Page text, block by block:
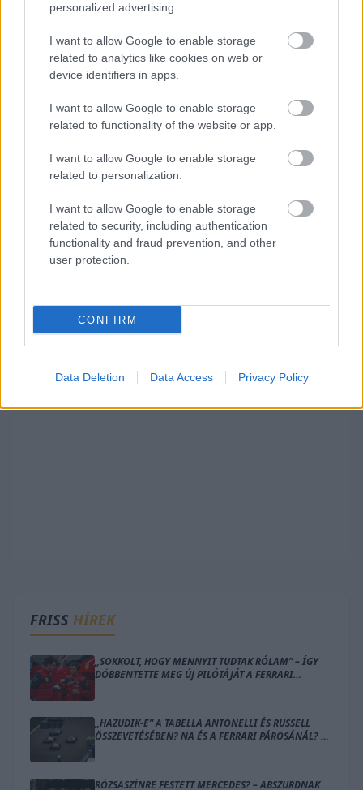
personalized advertising.
I want to allow Google to enable storage
related to analytics like cookies on web or
device identifiers in apps.
I want to allow Google to enable storage
related to functionality of the website or app.
I want to allow Google to enable storage
related to personalization.
I want to allow Google to enable storage
related to security, including authentication
functionality and fraud prevention, and other
user protection.
CONFIRM
Data Deletion Data Access Privacy Policy
Itt állíthatod be, hogy a Racingline
cikkeit az elsők között lásd a Google
keresőjében.
FRISS HÍREK
„SOKKOLT, HOGY MENNYIT TUDTAK RÓLAM” – ÍGY
DÖBBENTETTE MEG ÚJ PILÓTÁJÁT A FERRARI
„HAZUDIK-E” A TABELLA ANTONELLI ÉS RUSSELL
ÖSSZEVETÉSÉBEN? NA ÉS A FERRARI PÁROSÁNÁL? –
RÓZSASZÍNRE FESTETT MERCEDES? – ABSZURDNAK